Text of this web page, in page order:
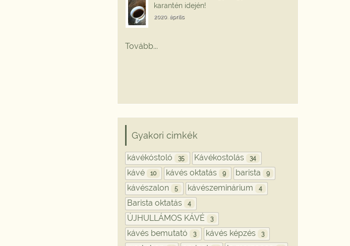
karantén idején!
2020. április
Tovább...
Gyakori cimkék
kávékóstoló 35 Kávékostolás 34
kávé 10 kávés oktatás 9 barista 9
kávészalon 5 kávészeminárium 4
Barista oktatás 4
ÚJHULLÁMOS KÁVÉ 3
kávés bemutató 3 kávés képzés 3